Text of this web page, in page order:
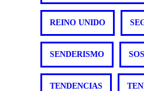
REINO UNIDO
SENDERISMO
TENDENCIAS